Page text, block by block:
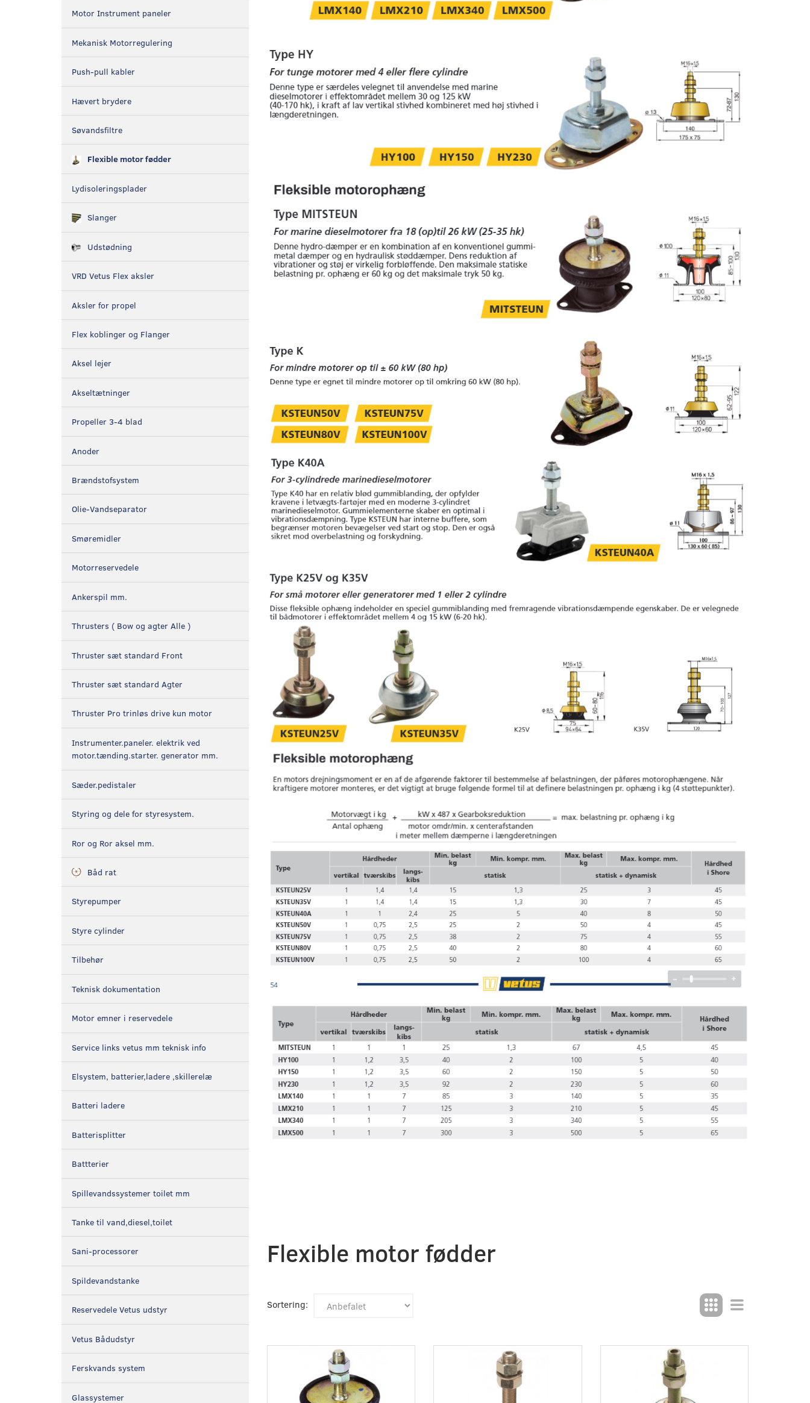
Motor Instrument paneler
Mekanisk Motorregulering
Push-pull kabler
Hævert brydere
Søvandsfiltre
Flexible motor fødder
Lydisoleringsplader
Slanger
Udstødning
VRD Vetus Flex aksler
Aksler for propel
Flex koblinger og Flanger
Aksel lejer
Akseltætninger
Propeller 3-4 blad
Anoder
Brændstofsystem
Olie-Vandseparator
Smøremidler
Motorreservedele
Ankerspil mm.
Thrusters ( Bow og agter Alle )
Thruster sæt standard Front
Thruster sæt standard Agter
Thruster Pro trinløs drive kun motor
Instrumenter.paneler. elektrik ved
motor.tænding.starter. generator mm.
Sæder.pedistaler
Styring og dele for styresystem.
Ror og Ror aksel mm.
Båd rat
Styrepumper
Styre cylinder
Tilbehør
Teknisk dokumentation
Motor emner i reservedele
Service links vetus mm teknisk info
Elsystem, batterier,ladere ,skillerelæ
Batteri ladere
Batterisplitter
Battterier
Spillevandssystemer toilet mm
Tanke til vand,diesel,toilet
Sani-processorer
Spildevandstanke
Reservedele Vetus udstyr
Vetus Bådudstyr
Ferskvands system
Glassystemer
Flexible motor fødder
Sortering: